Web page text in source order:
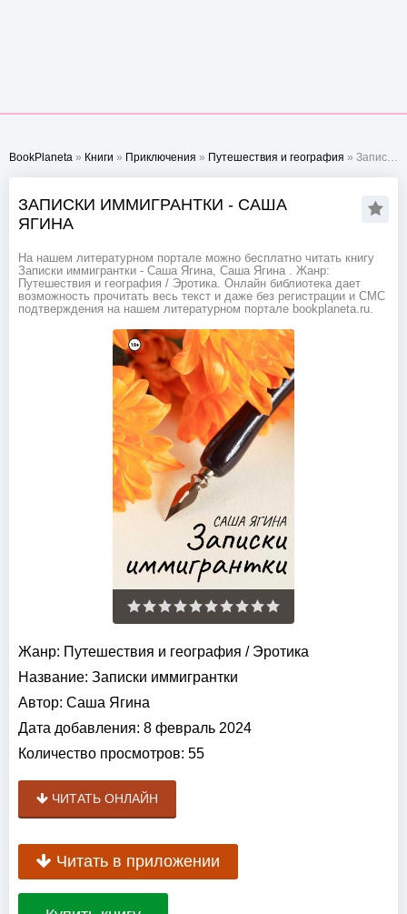
BookPlaneta » Книги » Приключения » Путешествия и география » Записки иммигрантки - Саша Ягина
ЗАПИСКИ ИММИГРАНТКИ - САША
ЯГИНА
На нашем литературном портале можно бесплатно читать книгу
Записки иммигрантки - Саша Ягина, Саша Ягина . Жанр:
Путешествия и география / Эротика. Онлайн библиотека дает
возможность прочитать весь текст и даже без регистрации и СМС
подтверждения на нашем литературном портале bookplaneta.ru.
Жанр: Путешествия и география / Эротика
Название: Записки иммигрантки
Автор: Саша Ягина
Дата добавления: 8 февраль 2024
Количество просмотров: 55
ЧИТАТЬ ОНЛАЙН
Читать в приложении